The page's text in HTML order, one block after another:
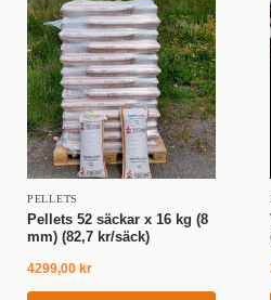
PELLETS
Pellets 52 säckar x 16 kg (8
mm) (82,7 kr/säck)
4299,00 kr